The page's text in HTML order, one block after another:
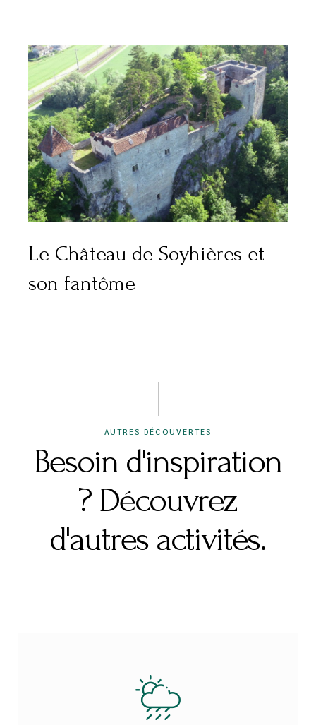
Le Château de Soyhières et
son fantôme
AUTRES DÉCOUVERTES
Besoin d'inspiration
? Découvrez
d'autres activités.